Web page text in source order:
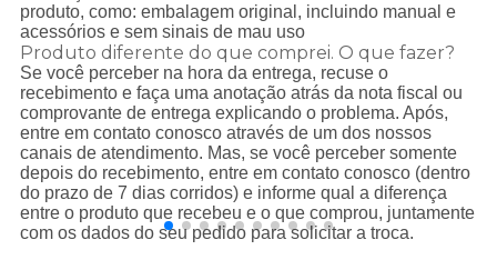
produto, como: embalagem original, incluindo manual e
acessórios e sem sinais de mau uso
Produto diferente do que comprei. O que fazer?
Se você perceber na hora da entrega, recuse o
recebimento e faça uma anotação atrás da nota fiscal ou
comprovante de entrega explicando o problema. Após,
entre em contato conosco através de um dos nossos
canais de atendimento. Mas, se você perceber somente
depois do recebimento, entre em contato conosco (dentro
do prazo de 7 dias corridos) e informe qual a diferença
entre o produto que recebeu e o que comprou, juntamente
com os dados do seu pedido para solicitar a troca.